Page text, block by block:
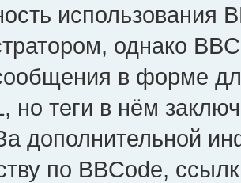
использования
однако
в форме
но теги в нём
дополнительной
по BBCode,